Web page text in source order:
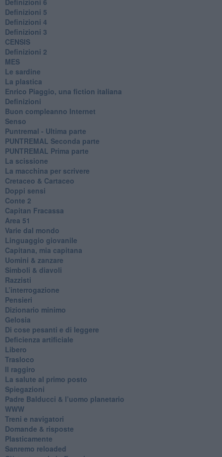
Definizioni 5
Definizioni 4
Definizioni 3
CENSIS
​Definizioni 2
MES
Le sardine
La plastica
​Enrico Piaggio, una fiction italiana
Definizioni
​Buon compleanno Internet
Senso
Puntremal - Ultima parte
PUNTREMAL Seconda parte
​PUNTREMAL Prima parte
La scissione
La macchina per scrivere
Cretaceo & Cartaceo
Doppi sensi
​Conte 2
​Capitan Fracassa
​Area 51
Varie dal mondo
​Linguaggio giovanile
​Capitana, mia capitana
Uomini & zanzare
​Simboli & diavoli
Razzisti
​L’interrogazione
Pensieri
​Dizionario minimo
Gelosia
Di cose pesanti e di leggere
​Deficienza artificiale
Libero
Trasloco
Il raggiro
​La salute al primo posto
Spiegazioni
Padre Balducci & l’uomo planetario
WWW
​Treni e navigatori
​Domande & risposte
​Plasticamente
Sanremo reloaded